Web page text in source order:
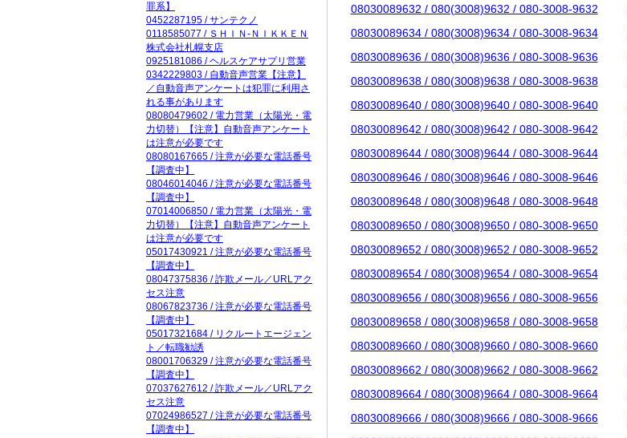
08030089632 / 080(3008)9632 / 080-3008-9632
08030089634 / 080(3008)9634 / 080-3008-9634
08030089636 / 080(3008)9636 / 080-3008-9636
08030089638 / 080(3008)9638 / 080-3008-9638
08030089640 / 080(3008)9640 / 080-3008-9640
08030089642 / 080(3008)9642 / 080-3008-9642
08030089644 / 080(3008)9644 / 080-3008-9644
08030089646 / 080(3008)9646 / 080-3008-9646
08030089648 / 080(3008)9648 / 080-3008-9648
08030089650 / 080(3008)9650 / 080-3008-9650
08030089652 / 080(3008)9652 / 080-3008-9652
08030089654 / 080(3008)9654 / 080-3008-9654
08030089656 / 080(3008)9656 / 080-3008-9656
08030089658 / 080(3008)9658 / 080-3008-9658
08030089660 / 080(3008)9660 / 080-3008-9660
08030089662 / 080(3008)9662 / 080-3008-9662
08030089664 / 080(3008)9664 / 080-3008-9664
08030089666 / 080(3008)9666 / 080-3008-9666
罪系】
0452287195 / サンテクノ
0118585077 / ＳＨＩＮ‐ＮＩＫＫＥＮ
株式会社札幌支店
0925181086 / ヘルスケアサプリ営業
0342229803 / 自動音声営業【注意】
／自動音声アンケートは犯罪に利用さ
れる事があります
08080479602 / 電力営業（太陽光・電
力切替）【注意】自動音声アンケート
は注意が必要です
08080167665 / 注意が必要な電話番号
【調査中】
08046014046 / 注意が必要な電話番号
【調査中】
07014006850 / 電力営業（太陽光・電
力切替）【注意】自動音声アンケート
は注意が必要です
05017430921 / 注意が必要な電話番号
【調査中】
08047375836 / 詐欺メール／URLアク
セス注意
08067823736 / 注意が必要な電話番号
【調査中】
05017321684 / リクルートエージェン
ト／転職勧誘
08001706329 / 注意が必要な電話番号
【調査中】
07037627612 / 詐欺メール／URLアク
セス注意
07024986527 / 注意が必要な電話番号
【調査中】